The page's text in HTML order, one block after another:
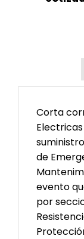
Corta
de
evento
por